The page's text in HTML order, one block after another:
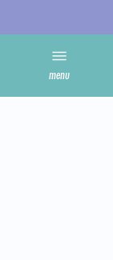
menu